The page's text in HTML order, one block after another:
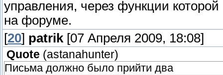
управления, через функции
на форуме.
[20] patrik [07 Апреля 2009, 18:08]
Quote (astanahunter)
Письма должно было прийти два